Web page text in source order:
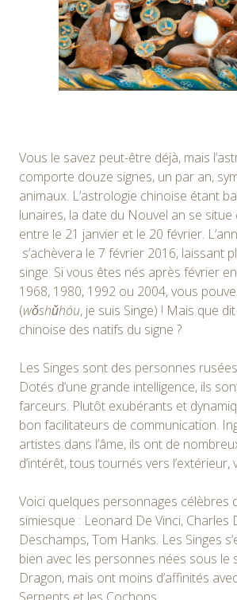
Vous le savez peut-être déjà, mais
comporte douze signes, un par an,
animaux. L’astrologie chinoise étant
lunaires, la date du Nouvel an se
entre le 21 janvier et le 20 février.
s’achèvera le 7 février 2016, laissant
singe. Si vous êtes nés après février
1968, 1980, 1992 ou 2004, vous
(wǒshǔhóu, je suis Singe) ! Mais que
chinoise des natifs du signe ?
Les Singes sont des personnes
Dotés d’une grande intelligence, ils
farceurs. Plutôt exubérants et
bon facilitateurs de communication.
artistes dans l’âme, ils ont de
d’intérêt, tous tournés vers l’extérieur,
Voici quelques personnages célèbres
simiesque : Leonard De Vinci, Charles
Deschamps, Tom Hanks. Les Singes
bien avec les personnes nées sous le
Dragon, mais ont moins d’affinités